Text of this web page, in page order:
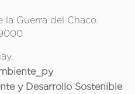
la Guerra del Chaco.
y Desarrollo Sostenible